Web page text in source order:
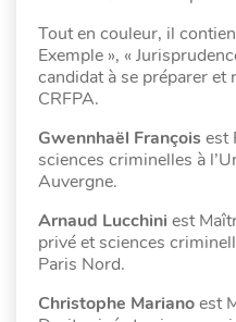
Tout en couleur, il
Exemple », «
candidat à se préparer et
CRFPA.
Gwennhaël François est
sciences criminelles à
Auvergne.
Arnaud Lucchini est
privé et sciences
Paris Nord.
Christophe Marianoest